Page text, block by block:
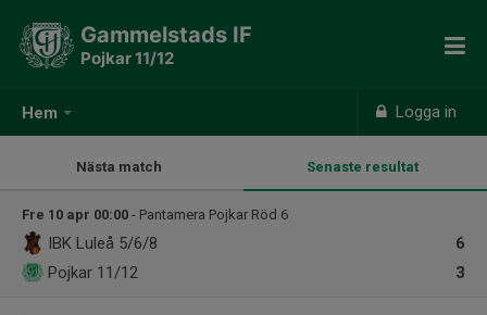
Hem Logga in
Gammelstads IF
Pojkar 11/12
Nästa match Senaste resultat
Fre 10 apr 00:00 - Pantamera Pojkar Röd 6
6
IBK Luleå 5/6/8
3
Pojkar 11/12